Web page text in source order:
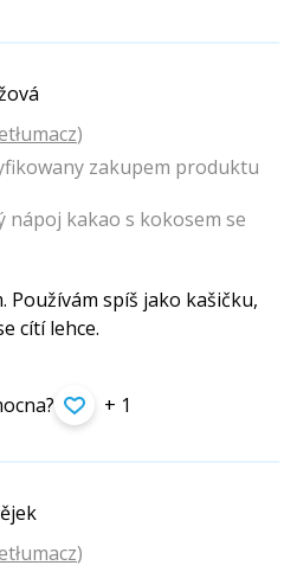
)
zakupem produktu
nápoj kakao s kokosem se
Používám spíš jako kašičku,
cítí lehce.
+ 1
)